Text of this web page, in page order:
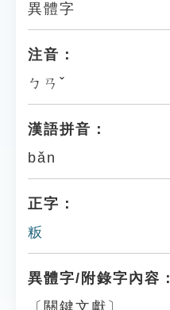
異體字
注音：
ㄅㄢˇ
漢語拼音：
bǎn
正字：
粄
異體字/附錄字內容：
〔關鍵文獻〕